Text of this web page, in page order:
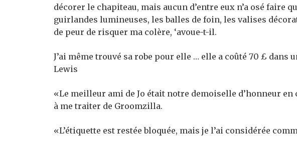
décorer le chapiteau, mais aucun d’entre eux n’a osé faire
guirlandes lumineuses, les balles de foin, les valises
de peur de risquer ma colère, ‘avoue-t-il.
J’ai même trouvé sa robe pour elle … elle a coûté 70 £ dans
Lewis
«Le meilleur ami de Jo était notre demoiselle d’honneur
à me traiter de Groomzilla.
«L’étiquette est restée bloquée, mais je l’ai considérée